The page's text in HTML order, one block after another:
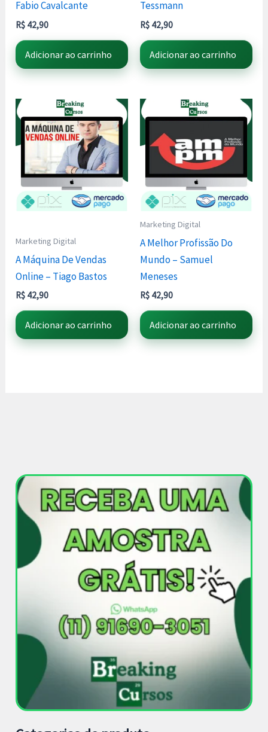
Fabio Cavalcante
R$ 42,90
Adicionar ao carrinho
Tessmann
R$ 42,90
Adicionar ao carrinho
Marketing Digital
A Máquina De Vendas
Online – Tiago Bastos
R$ 42,90
Adicionar ao carrinho
Marketing Digital
A Melhor Profissão Do
Mundo – Samuel
Meneses
R$ 42,90
Adicionar ao carrinho